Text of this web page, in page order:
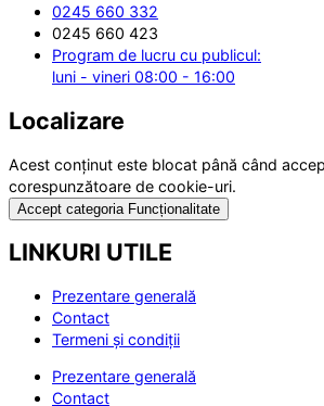
0245 660 332
0245 660 423
Program de lucru cu publicul:
luni - vineri 08:00 - 16:00
Localizare
Acest conținut este blocat până când
corespunzătoare de cookie-uri.
Accept categoria Funcționalitate
LINKURI UTILE
Prezentare generală
Contact
Termeni și condiții
Prezentare generală
Contact